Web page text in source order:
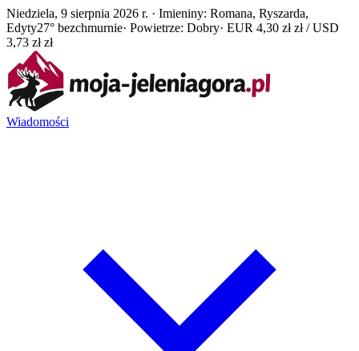
Niedziela, 9 sierpnia 2026 r. · Imieniny: Romana, Ryszarda,
Edyty27° bezchmurnie· Powietrze: Dobry· EUR 4,30 zł zł / USD
3,73 zł zł
Wiadomości